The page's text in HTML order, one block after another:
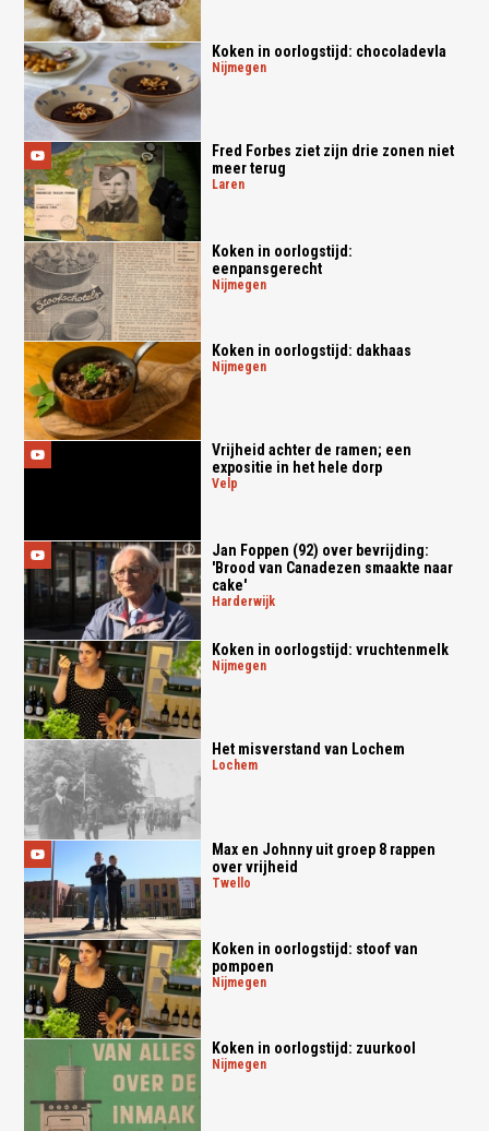
Koken in oorlogstijd: chocoladevla
nijmegen
Fred Forbes ziet zijn drie zonen niet
meer terug
laren
Koken in oorlogstijd:
eenpansgerecht
nijmegen
Koken in oorlogstijd: dakhaas
nijmegen
Vrijheid achter de ramen; een
expositie in het hele dorp
velp
Jan Foppen (92) over bevrijding:
'Brood van Canadezen smaakte naar
cake'
harderwijk
Koken in oorlogstijd: vruchtenmelk
nijmegen
Het misverstand van Lochem
lochem
Max en Johnny uit groep 8 rappen
over vrijheid
twello
Koken in oorlogstijd: stoof van
pompoen
nijmegen
Koken in oorlogstijd: zuurkool
nijmegen